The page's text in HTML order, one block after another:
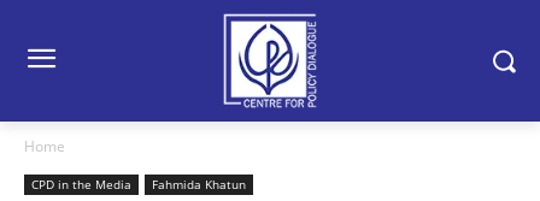
Home
CPD in the Media Fahmida Khatun